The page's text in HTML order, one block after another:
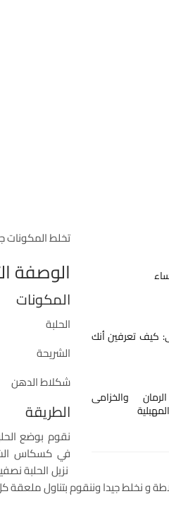
كيف تعرفين أنك
والخزامى
تخلط المكونات
الوصفة
المكونات
الحلبة
الشريحة
شكلاط الدهن
الطريقة
نقوم بوضع
في كسكاس
نزيل الحلبة
و نخلط جيدا وننقوم بتناول